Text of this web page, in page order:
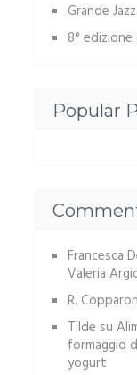
Grande
8°
Popular
Francesca
Valeria
R.
Tilde su
formaggio
yogurt